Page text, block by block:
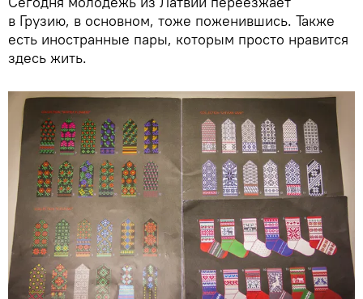
в Грузию, в основном, тоже поженившись. Также
есть иностранные пары, которым просто нравится
здесь жить.